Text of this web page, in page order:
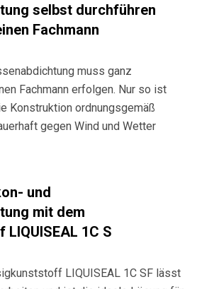
selbst durchführen
Fachmann
muss ganz
Fachmann erfolgen. Nur so ist
Konstruktion ordnungsgemäß
gegen Wind und Wetter
und
mit dem
1C S
LIQUISEAL 1C SF lässt